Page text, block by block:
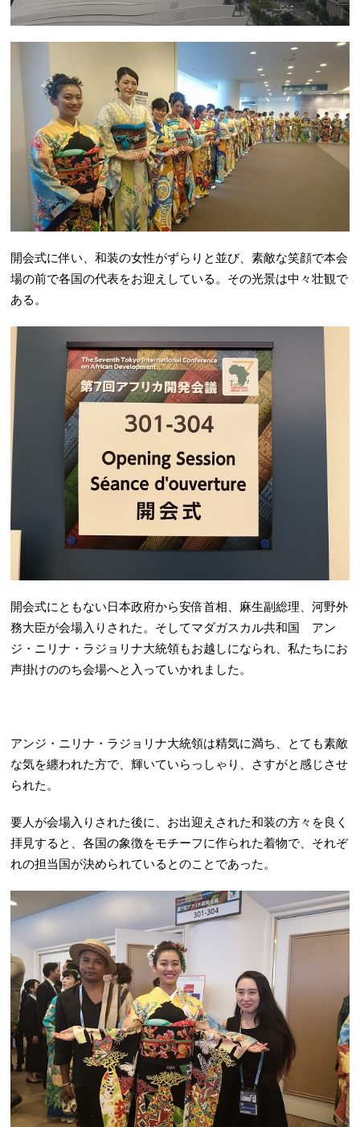
開会式に伴い、和装の女性がずらりと並び、素敵な笑顔で本会
場の前で各国の代表をお迎えしている。その光景は中々壮観で
ある。
開会式にともない日本政府から安倍首相、麻生副総理、河野外
務大臣が会場入りされた。そしてマダガスカル共和国 アン
ジ・ニリナ・ラジョリナ大統領もお越しになられ、私たちにお
声掛けののち会場へと入っていかれました。
アンジ・ニリナ・ラジョリナ大統領は精気に満ち、とても素敵
な気を纏われた方で、輝いていらっしゃり、さすがと感じさせ
られた。
要人が会場入りされた後に、お出迎えされた和装の方々を良く
拝見すると、各国の象徴をモチーフに作られた着物で、それぞ
れの担当国が決められているとのことであった。